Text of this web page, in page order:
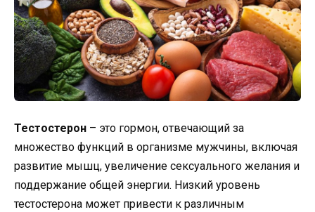
Тестостерон – это гормон, отвечающий за
множество функций в организме мужчины, включая
развитие мышц, увеличение сексуального желания и
поддержание общей энергии. Низкий уровень
тестостерона может привести к различным